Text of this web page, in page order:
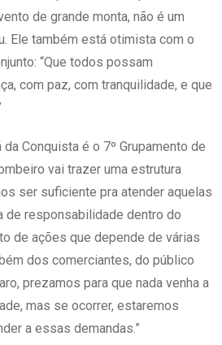
de grande monta, não é um
Ele também está otimista com o
“Que todos possam
com paz, com tranquilidade, e que
Conquista é o 7º Grupamento de
vai trazer uma estrutura
ser suficiente pra atender aquelas
de responsabilidade dentro do
de ações que depende de várias
dos comerciantes, do público
prezamos para que nada venha a
mas se ocorrer, estaremos
a essas demandas.”